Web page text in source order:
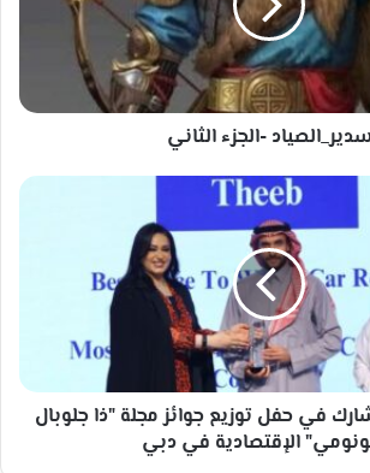
-الجزء الثاني
في حفل توزيع جوائز مجلة "ذا جلوبال
الإقتصادية في دبي